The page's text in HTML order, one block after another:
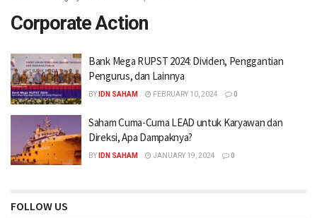
Corporate Action
Bank Mega RUPST 2024: Dividen, Penggantian
Pengurus, dan Lainnya
BY IDN SAHAM FEBRUARY 10, 2024 0
Saham Cuma-Cuma LEAD untuk Karyawan dan
Direksi, Apa Dampaknya?
BY IDN SAHAM JANUARY 19, 2024 0
FOLLOW US